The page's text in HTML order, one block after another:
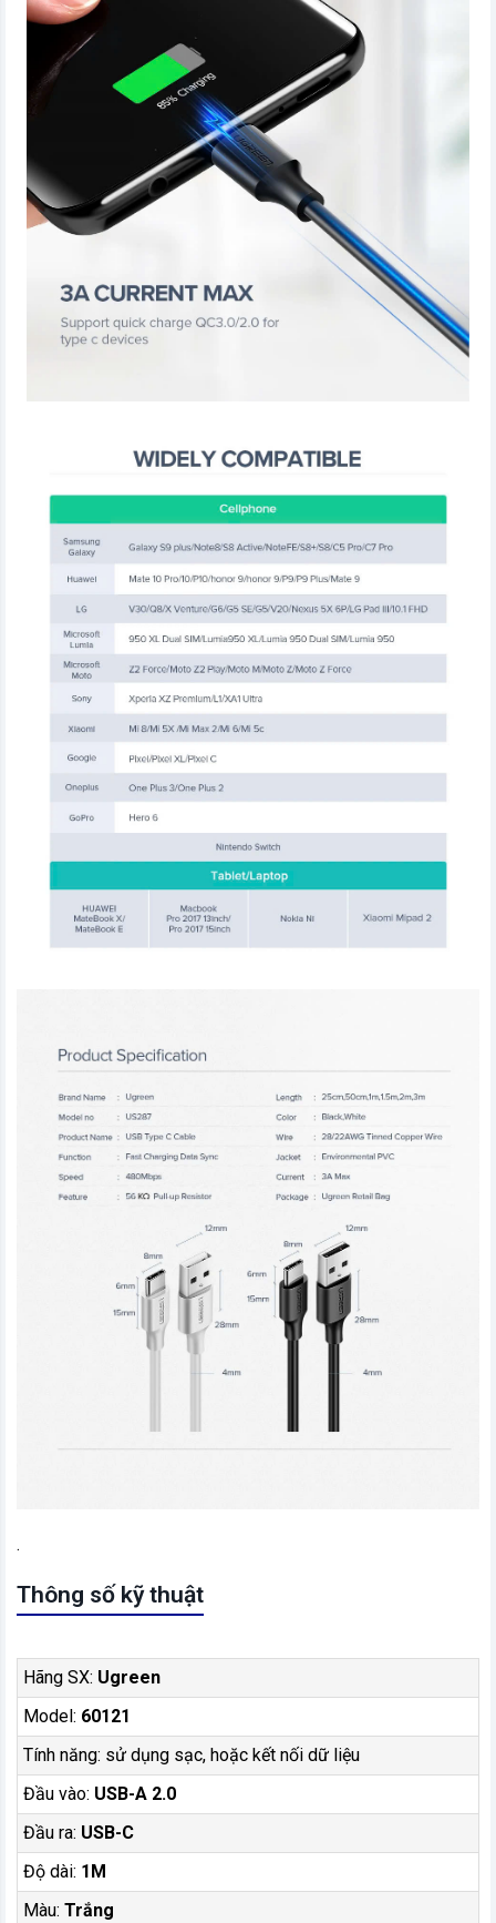
.
Thông số kỹ thuật
Hãng SX: Ugreen
Model: 60121
Tính năng: sử dụng sạc, hoặc kết nối dữ liệu
Đầu vào: USB-A 2.0
Đầu ra: USB-C
Độ dài: 1M
Màu: Trắng